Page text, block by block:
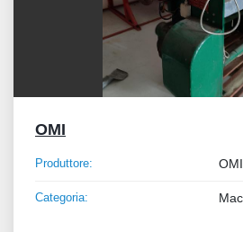
OMI
Produttore: OMI
Categoria: